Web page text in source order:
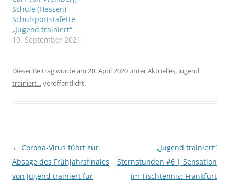
zu binden. Quelle:
Schule (Hessen)
Schulsportstafette
„Jugend trainiert“
19. September 2021
Dieser Beitrag wurde am 28. April 2020 unterAktuelles, Jugend
trainiert...veröffentlicht.
Beitragsnavigation
← Corona-Virus führt zur
Absage des Frühjahrsfinales
von Jugend trainiert für
„Jugend trainiert“
Sternstunden #6 | Sensation
im Tischtennis: Frankfurt